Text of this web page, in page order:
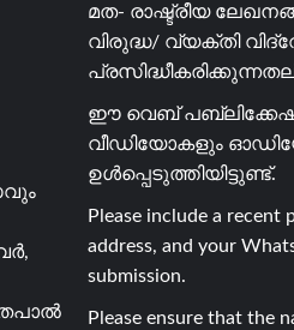
മത- രാഷ്ട്രീയ
വിരുദ്ധ/ വ്യക്തി
ഈ വെബ്
വീഡിയോകളും
ഉൾപ്പെടുത്തിയിട്ടുണ്ട്.
Please include a recent
address, and your
submission.
Please ensure that the